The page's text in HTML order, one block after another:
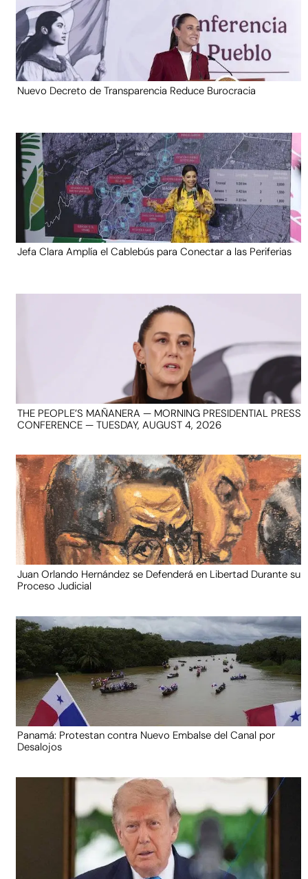
Nuevo Decreto de Transparencia Reduce Burocracia
Jefa Clara Amplía el Cablebús para Conectar a las Periferias
THE PEOPLE’S MAÑANERA — MORNING PRESIDENTIAL PRESS
CONFERENCE — TUESDAY, AUGUST 4, 2026
Juan Orlando Hernández se Defenderá en Libertad Durante su
Proceso Judicial
Panamá: Protestan contra Nuevo Embalse del Canal por
Desalojos